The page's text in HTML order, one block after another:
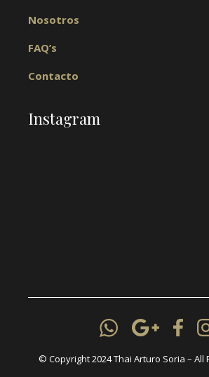
Nosotros
FAQ’s
Contacto
Instagram
© Copyright 2024 Thai Arturo Soria – All